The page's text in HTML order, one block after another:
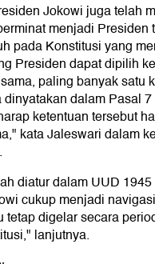
Jokowi juga telah
menjadi Presiden
pada Konstitusi yang
Presiden dapat dipilih
paling banyak satu
dalam Pasal
ketentuan tersebut
kata Jaleswari dalam
diatur dalam UUD
cukup menjadi
tetap digelar secara
lanjutnya.